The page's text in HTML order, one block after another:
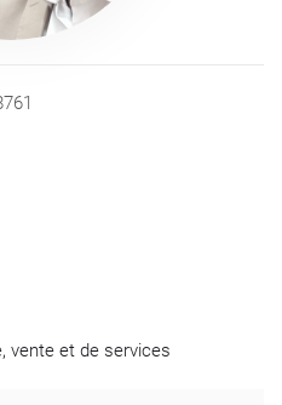
vente et de services